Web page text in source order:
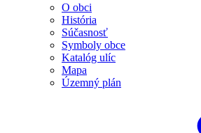
O obci
História
Súčasnosť
Symboly obce
Katalóg ulíc
Mapa
Územný plán